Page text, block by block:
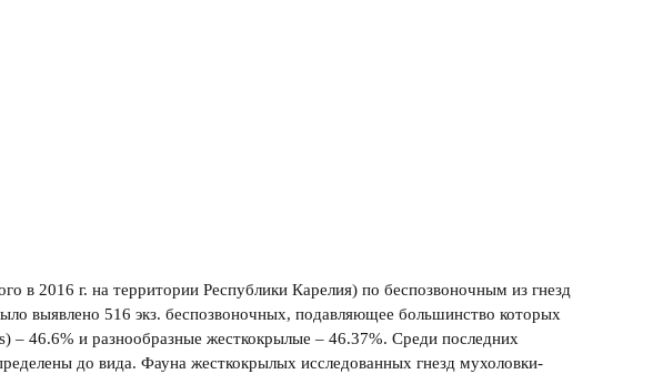
в 2016 г. на территории Республики Карелия) по беспозвоночным из гнезд
выявлено 516 экз. беспозвоночных, подавляющее большинство которых
– 46.6% и разнообразные жесткокрылые – 46.37%. Среди последних
до вида. Фауна жесткокрылых исследованных гнезд мухоловки-